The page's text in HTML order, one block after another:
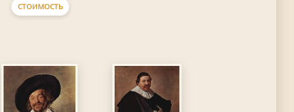
СТОИМОСТЬ